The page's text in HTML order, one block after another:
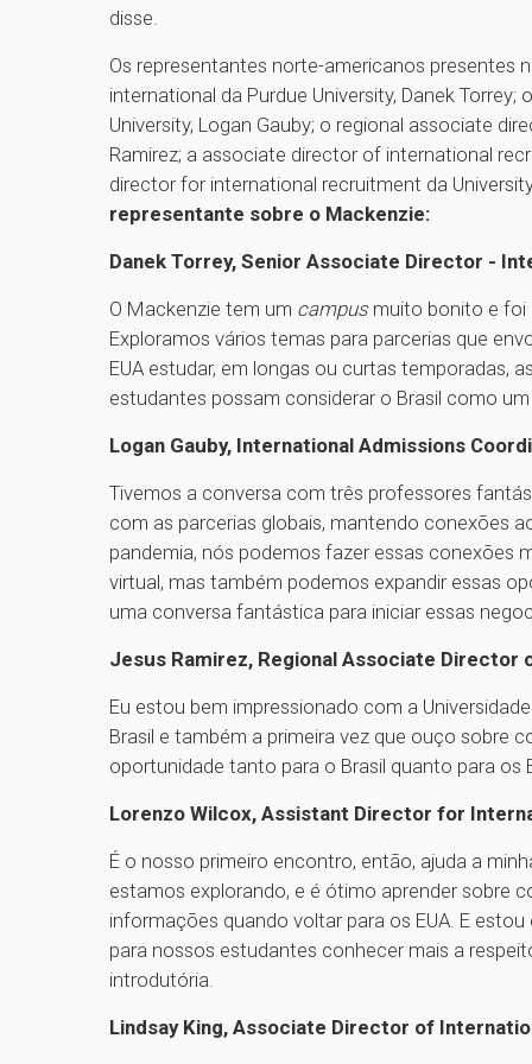
disse.
Os representantes norte-americanos presentes
international da Purdue University, Danek
University, Logan Gauby; o regional associate
Ramirez; a associate director of international
director for international recruitment da
representante sobre o Mackenzie:
Danek Torrey, Senior Associate Director -
O Mackenzie tem um campus muito bonito e foi
Exploramos vários temas para parcerias que
EUA estudar, em longas ou curtas temporadas,
estudantes possam considerar o Brasil como
Logan Gauby, International Admissions
Tivemos a conversa com três professores
com as parcerias globais, mantendo conexões
pandemia, nós podemos fazer essas conexões
virtual, mas também podemos expandir essas
uma conversa fantástica para iniciar essas
Jesus Ramirez, Regional Associate
Eu estou bem impressionado com a
Brasil e também a primeira vez que ouço sobre
oportunidade tanto para o Brasil quanto para os
Lorenzo Wilcox, Assistant Director for
É o nosso primeiro encontro, então, ajuda a
estamos explorando, e é ótimo aprender sobre
informações quando voltar para os EUA. E
para nossos estudantes conhecer mais a
introdutória.
Lindsay King, Associate Director of